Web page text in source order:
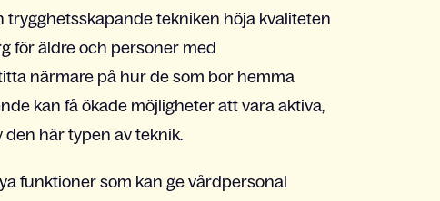
trygghetsskapande tekniken höja kvaliteten
för äldre och personer med
närmare på hur de som bor hemma
kan få ökade möjligheter att vara aktiva,
här typen av teknik.
funktioner som kan ge vårdpersonal